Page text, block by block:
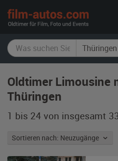
Oldtimer Limousine
Thüringen
1 bis 24 von insgesamt
Sortieren nach: Neuzugänge